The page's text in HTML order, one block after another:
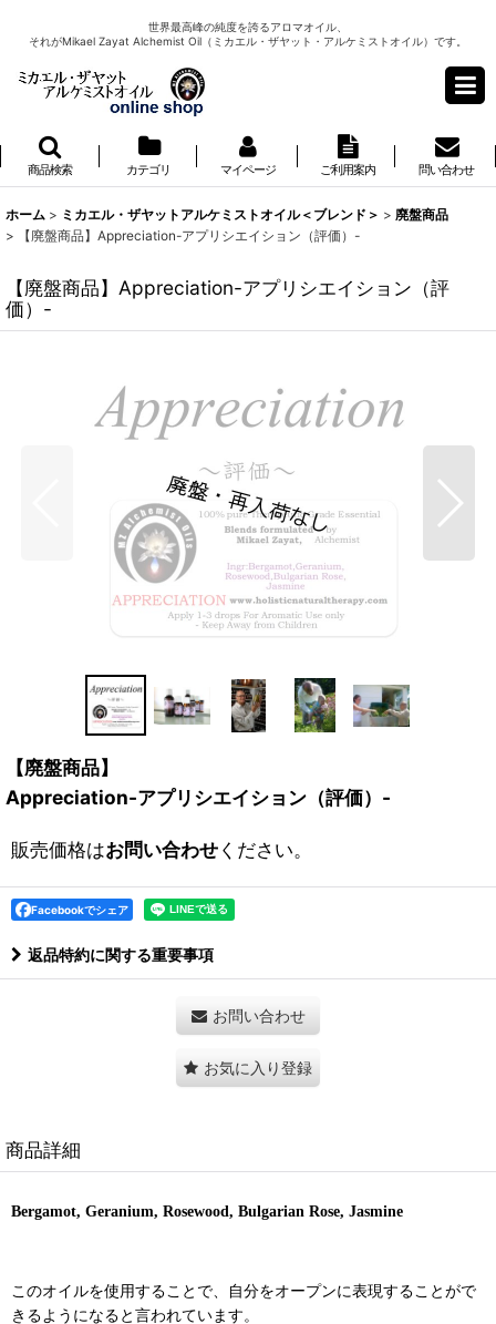
世界最高峰の純度を誇るアロマオイル、
それがMikael Zayat Alchemist Oil（ミカエル・ザヤット・アルケミストオイル）です。
商品検索 カテゴリ マイページ ご利用案内 問い合わせ
ホーム > ミカエル・ザヤットアルケミストオイル＜ブレンド＞ > 廃盤商品
>
【廃盤商品】Appreciation-アプリシエイション（評価）-
【廃盤商品】Appreciation-アプリシエイション（評
価）-
【廃盤商品】
Appreciation-アプリシエイション（評価）-
販売価格はお問い合わせください。
Facebookでシェア
返品特約に関する重要事項
お問い合わせ
お気に入り登録
商品詳細
Bergamot, Geranium, Rosewood, Bulgarian Rose, Jasmine
このオイルを使用することで、自分をオープンに表現することがで
きるようになると言われています。